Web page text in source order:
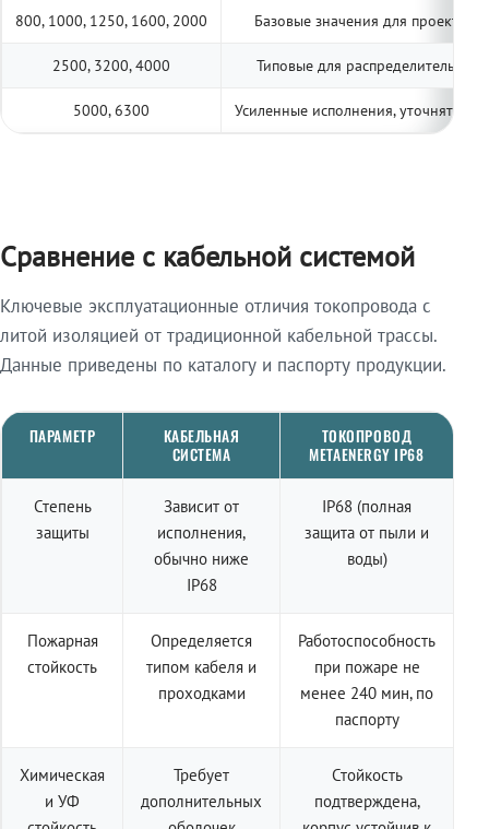
800, 1000, 1250, 1600, 2000 Базовые значения для
2500, 3200, 4000 Типовые для распределительных
5000, 6300 Усиленные исполнения, уточнять по
Сравнение с кабельной системой
Ключевые эксплуатационные отличия токопровода с
литой изоляцией от традиционной кабельной трассы.
Данные приведены по каталогу и паспорту продукции.
ПАРАМЕТР
КАБЕЛЬНАЯ
СИСТЕМА
ТОКОПРОВОД
METAENERGY IP68
Степень
защиты
Зависит от
исполнения,
обычно ниже
IP68
IP68 (полная
защита от пыли и
воды)
Пожарная
стойкость
Определяется
типом кабеля и
проходками
Работоспособность
при пожаре не
менее 240 мин, по
паспорту
Химическая
и УФ
Требует
дополнительных
Стойкость
подтверждена,